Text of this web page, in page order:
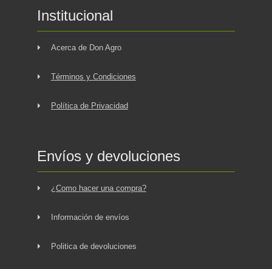
Institucional
Acerca de Don Agro
Términos y Condiciones
Política de Privacidad
Envíos y devoluciones
¿Como hacer una compra?
Información de envíos
Politica de devoluciones